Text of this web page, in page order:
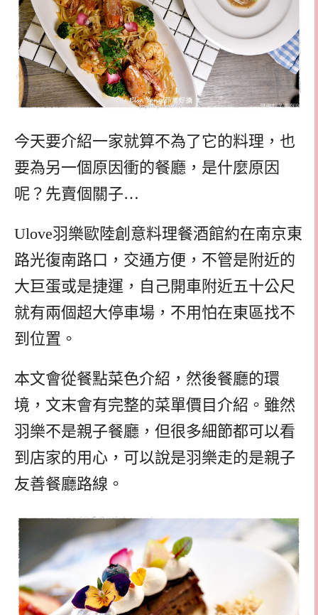
今天要介紹一家就算不為了它的料理，也
要為另一個原因衝的餐廳，是什麼原因
呢？先賣個關子…
Ulove羽樂歐陸創意料理餐酒館約在南京東
路光復南路口，交通方便，不管是附近的
大巨蛋或是捷運，自己開車附近五十公尺
就有兩個超大停車場，不用怕在東區找不
到位置。
本文會從餐點菜色介紹，然後餐廳的環
境，文末會有完整的菜單價目介紹。雖然
羽樂不是親子餐廳，但很多細節都可以看
到店家的用心，可以說是羽樂走的是親子
友善餐廳路線。